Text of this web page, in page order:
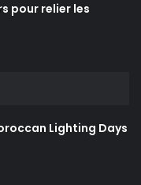
pour relier les
Lighting Days